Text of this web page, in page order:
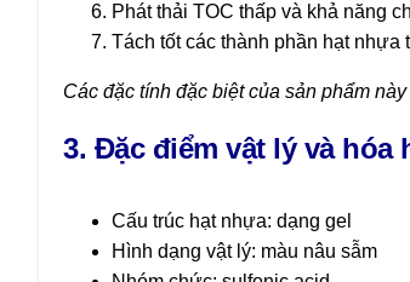
Phát thải TOC thấp và khả năng
Tách tốt các thành phần hạt nhựa
Các đặc tính đặc biệt của sản phẩm
3. Đặc điểm vật lý và hóa
Cấu trúc hạt nhựa: dạng gel
Hình dạng vật lý: màu nâu sẫm